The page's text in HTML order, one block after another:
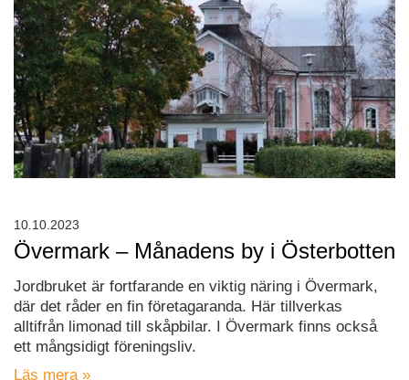
Övermark – Månadens by i Österbotten
Jordbruket är fortfarande en viktig näring i Övermark,
där det råder en fin företagaranda. Här tillverkas
alltifrån limonad till skåpbilar. I Övermark finns också
ett mångsidigt föreningsliv.
Läs mera »
10.10.2023